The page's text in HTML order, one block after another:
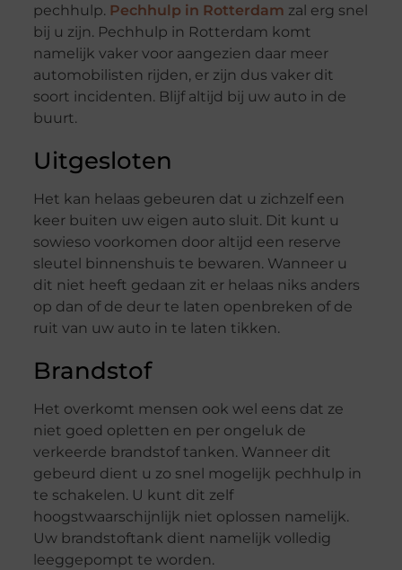
pechhulp. Pechhulp in Rotterdam zal erg snel
bij u zijn. Pechhulp in Rotterdam komt
namelijk vaker voor aangezien daar meer
automobilisten rijden, er zijn dus vaker dit
soort incidenten. Blijf altijd bij uw auto in de
buurt.
Uitgesloten
Het kan helaas gebeuren dat u zichzelf een
keer buiten uw eigen auto sluit. Dit kunt u
sowieso voorkomen door altijd een reserve
sleutel binnenshuis te bewaren. Wanneer u
dit niet heeft gedaan zit er helaas niks anders
op dan of de deur te laten openbreken of de
ruit van uw auto in te laten tikken.
Brandstof
Het overkomt mensen ook wel eens dat ze
niet goed opletten en per ongeluk de
verkeerde brandstof tanken. Wanneer dit
gebeurd dient u zo snel mogelijk pechhulp in
te schakelen. U kunt dit zelf
hoogstwaarschijnlijk niet oplossen namelijk.
Uw brandstoftank dient namelijk volledig
leeggepompt te worden.